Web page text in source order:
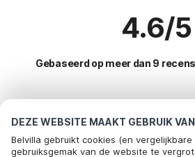
DEZE WEBSITE MAAKT GEBRUIK
Belvilla gebruikt cookies (en
gebruiksgemak van de website te
4.6/5
Gebaseerd op meer dan 9
Meest populaire
vakantie